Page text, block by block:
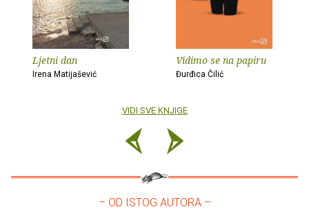
Ljetni dan
Irena Matijašević
Vidimo se na papiru
Đurđica Čilić
VIDI SVE KNJIGE
– OD ISTOG AUTORA –